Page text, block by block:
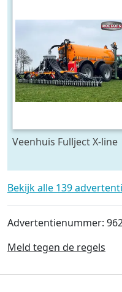
Veenhuis Fullject X-line
Bekijk alle 139
Advertentienummer:
Meld tegen de regels